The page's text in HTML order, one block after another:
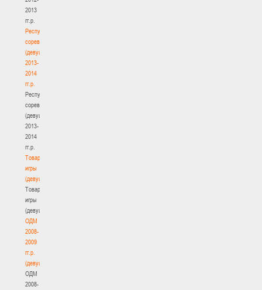
2013
гг.р.
Республиканские
соревнования
(девушки)
2013-
2014
гг.р.
Республиканские
соревнования
(девушки)
2013-
2014
гг.р.
Товарищеские
игры
(девушки)
Товарищеские
игры
(девушки)
ОДМ
2008-
2009
гг.р.
(девушки)
ОДМ
2008-